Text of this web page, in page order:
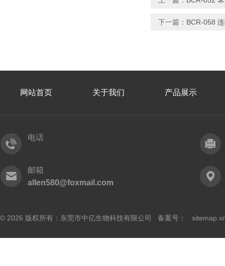
下一篇： BCR-058
网站首页 关于我们 产品展示
电话
邮箱
allen580@foxmail.com
© 2026 版权所有：东莞市中亿生物科技有限公司 备案号：